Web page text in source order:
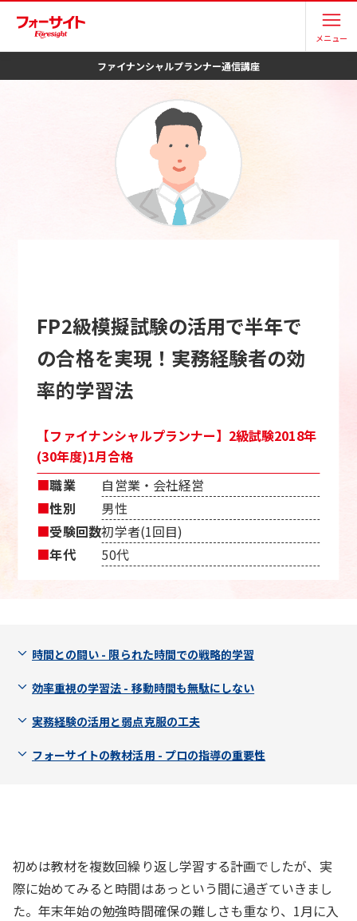
メニュー
ファイナンシャルプランナー通信講座
FP2級模擬試験の活用で半年で
の合格を実現！実務経験者の効
率的学習法
【ファイナンシャルプランナー】2級試験2018年
(30年度)1月合格
■職業
自営業・会社経営
■性別
男性
■受験回数初学者(1回目)
■年代 50代
時間との闘い - 限られた時間での戦略的学習
効率重視の学習法 - 移動時間も無駄にしない
実務経験の活用と弱点克服の工夫
フォーサイトの教材活用 - プロの指導の重要性
初めは教材を複数回繰り返し学習する計画でしたが、実
際に始めてみると時間はあっという間に過ぎていきまし
た。年末年始の勉強時間確保の難しさも重なり、1月に入